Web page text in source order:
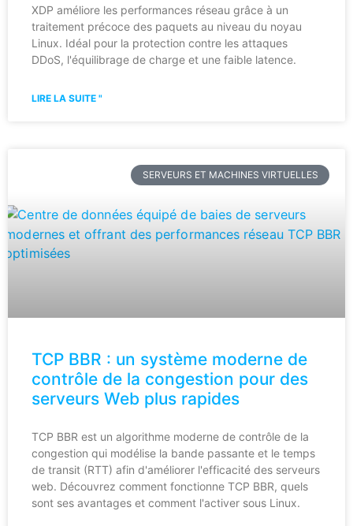
XDP améliore les performances réseau grâce à un
traitement précoce des paquets au niveau du noyau
Linux. Idéal pour la protection contre les attaques
DDoS, l'équilibrage de charge et une faible latence.
LIRE LA SUITE "
SERVEURS ET MACHINES VIRTUELLES
TCP BBR : un système moderne de
contrôle de la congestion pour des
serveurs Web plus rapides
TCP BBR est un algorithme moderne de contrôle de la
congestion qui modélise la bande passante et le temps
de transit (RTT) afin d'améliorer l'efficacité des serveurs
web. Découvrez comment fonctionne TCP BBR, quels
sont ses avantages et comment l'activer sous Linux.